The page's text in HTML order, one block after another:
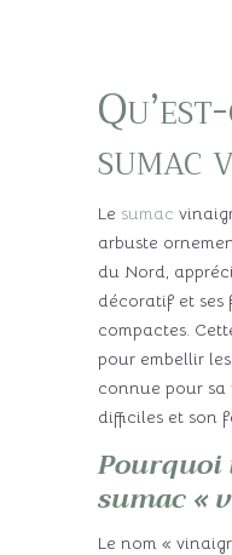
sumac
Le sumac
arbuste
du Nord,
décoratif et ses
compactes.
pour embellir
connue pour
difficiles et son
Pourquoi
sumac «
Le nom «